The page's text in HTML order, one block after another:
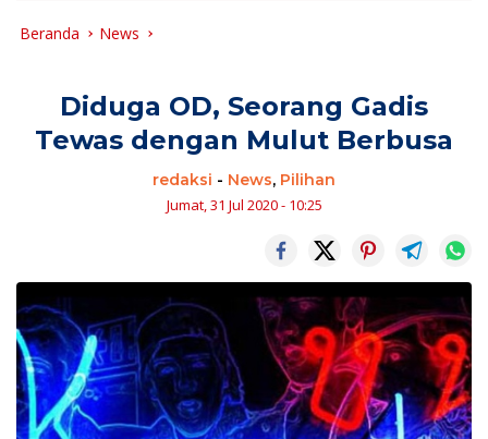
Beranda News
Diduga OD, Seorang Gadis
Tewas dengan Mulut Berbusa
redaksi - News, Pilihan
Jumat, 31 Jul 2020 - 10:25